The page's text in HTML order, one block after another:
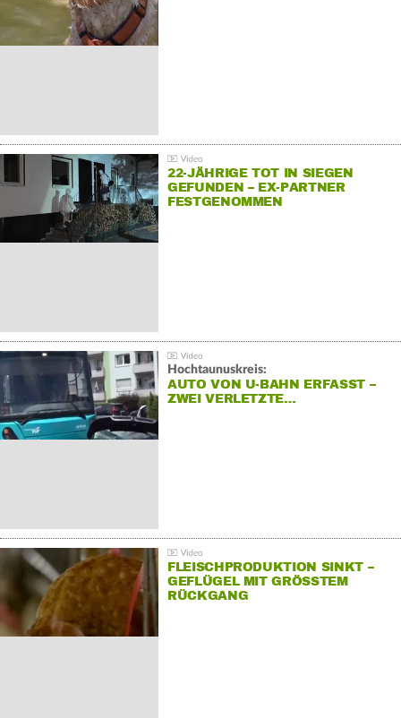
22-JÄHRIGE TOT IN SIEGEN
GEFUNDEN – EX-PARTNER
FESTGENOMMEN
Hochtaunuskreis:
AUTO VON U-BAHN ERFASST –
ZWEI VERLETZTE…
FLEISCHPRODUKTION SINKT –
GEFLÜGEL MIT GRÖSSTEM R
ÜCKGANG